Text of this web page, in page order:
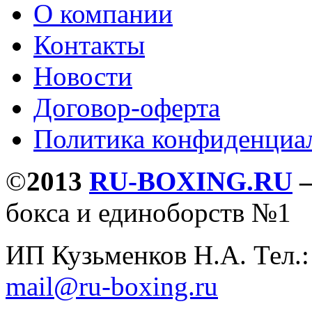
О компании
Контакты
Новости
Договор-оферта
Политика
©2013 RU-BOXING.RU
бокса и единоборств №1
ИП Кузьменков Н.А.
mail@ru-boxing.ru